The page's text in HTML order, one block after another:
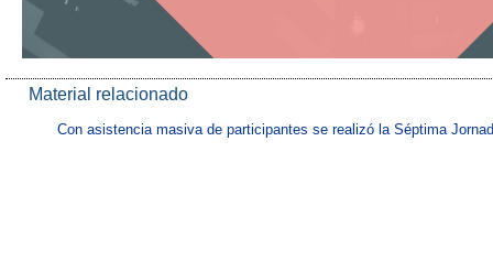
Material relacionado
Con asistencia masiva de participantes se realizó la Séptima